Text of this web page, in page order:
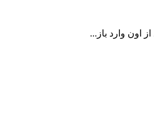
اون وارد باز...